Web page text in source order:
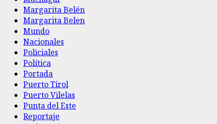
Margarita Belén
Margarita Belen
Mundo
Nacionales
Policiales
Política
Portada
Puerto Tirol
Puerto Vilelas
Punta del Este
Reportaje